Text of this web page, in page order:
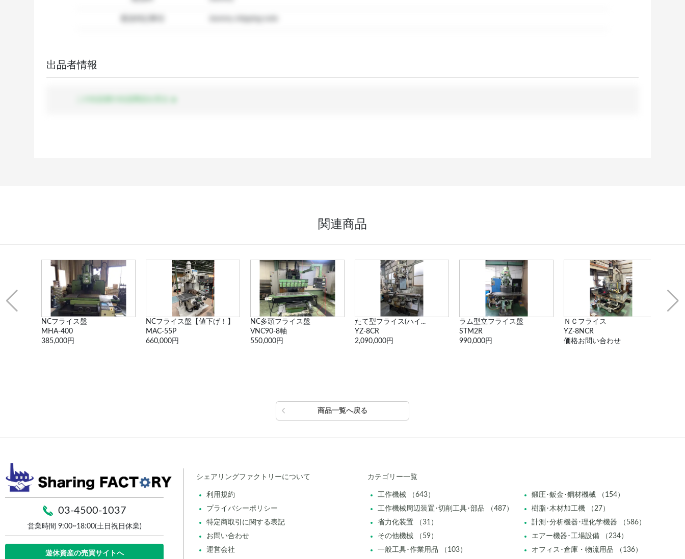
出品者情報
関連商品
NCフライス盤【値下げ！】
MAC-55P
660,000円
NC多頭フライス盤
VNC90-8軸
550,000円
たて型フライス(ハイ...
YZ-8CR
2,090,000円
ラム型立フライス盤
STM2R
990,000円
ＮＣフライス
YZ-8NCR
価格お問い合わせ
横中ぐり盤（ 大幅値...
B-100RD
110,000円
商品一覧へ戻る
03-4500-1037
営業時間 9:00~18:00(土日祝日休業)
遊休資産の売買サイトへ
シェアリングファクトリーについて
利用規約
プライバシーポリシー
特定商取引に関する表記
お問い合わせ
運営会社
カテゴリー一覧
工作機械 （643）
鍛圧･鈑金･鋼材機械 （154）
工作機械周辺装置･切削工具･部品 （487）
樹脂･木材加工機 （27）
省力化装置 （31）
計測･分析機器･理化学機器 （586）
その他機械 （59）
エアー機器･工場設備 （234）
一般工具･作業用品 （103）
オフィス･倉庫・物流用品 （136）